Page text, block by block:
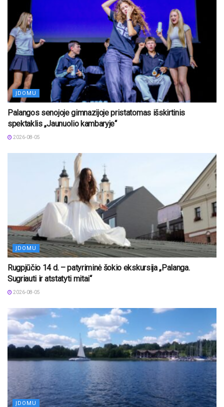
ĮDOMU
Palangos senojoje gimnazijoje pristatomas išskirtinis
spektaklis „Jaunuolio kambaryje“
2026-08-05
ĮDOMU
Rugpjūčio 14 d. – patyriminė šokio ekskursija „Palanga.
Sugriauti ir atstatyti mitai“
2026-08-05
ĮDOMU